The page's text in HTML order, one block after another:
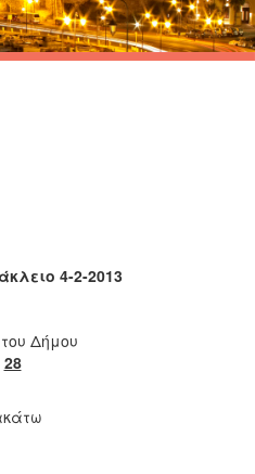
4-2-2013
Δήμου
28